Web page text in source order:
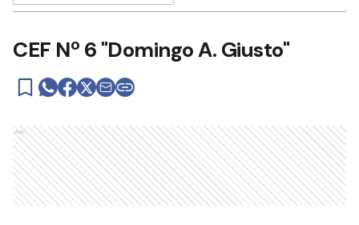
CEF Nº 6 "Domingo A. Giusto"
Ads